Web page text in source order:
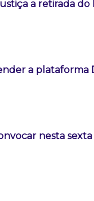
a retirada do
a plataforma
nesta